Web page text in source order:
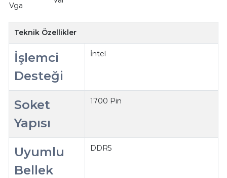
Vga
Teknik Özellikler
İşlemci
Desteği
İntel
Soket
Yapısı
1700 Pin
Uyumlu
Bellek
DDR5